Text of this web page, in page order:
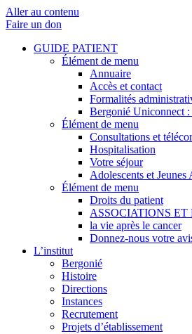
Aller au contenu
Faire un don
GUIDE PATIENT
Élément de menu
Annuaire
Accès et contact
Formalités
Bergonié Uniconnect
Élément de menu
Consultations et
Hospitalisation
Votre séjour
Adolescents et Jeunes
Élément de menu
Droits du patient
ASSOCIATIONS ET
la vie après le cancer
Donnez-nous votre
L’institut
Bergonié
Histoire
Directions
Instances
Recrutement
Projets d’établissement